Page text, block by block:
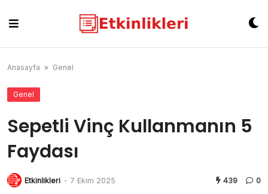
content
Anasayfa » Genel
Genel
Sepetli Vinç Kullanmanın 5
Faydası
Etkinlikleri - 7 Ekim 2025 439 0